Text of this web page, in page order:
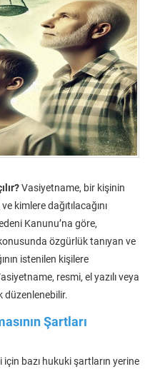
Vasiyetname, bir kişinin
kimlere dağıtılacağını
Kanunu’na göre,
özgürlük tanıyan ve
istenilen kişilere
resmi, el yazılı veya
düzenlenebilir.
Şartları
bazı hukuki şartların yerine